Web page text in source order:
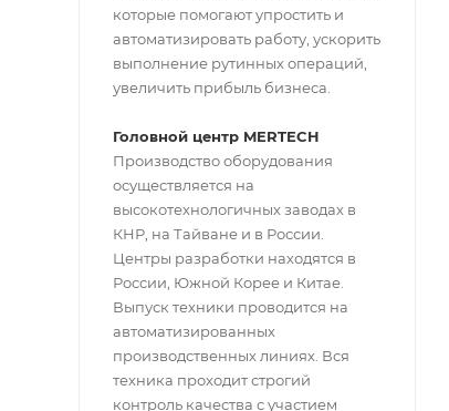
которые помогают упростить и
автоматизировать работу, ускорить
выполнение рутинных операций,
увеличить прибыль бизнеса.
Головной центр MERTECH
Производство оборудования
осуществляется на
высокотехнологичных заводах в
КНР, на Тайване и в России.
Центры разработки находятся в
России, Южной Корее и Китае.
Выпуск техники проводится на
автоматизированных
производственных линиях. Вся
техника проходит строгий
контроль качества с участием